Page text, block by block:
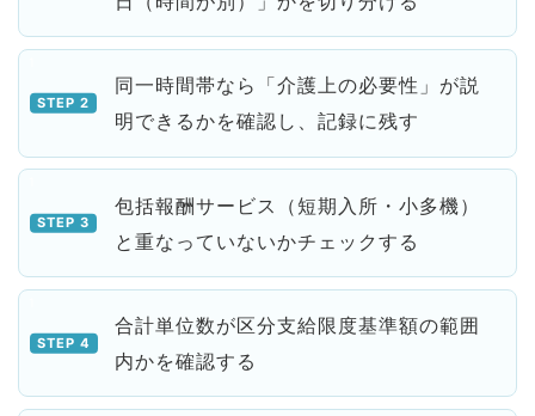
同一時間帯なら「介護上の必要性」が説
明できるかを確認し、記録に残す
包括報酬サービス（短期入所・小多機）
と重なっていないかチェックする
合計単位数が区分支給限度基準額の範囲
内かを確認する